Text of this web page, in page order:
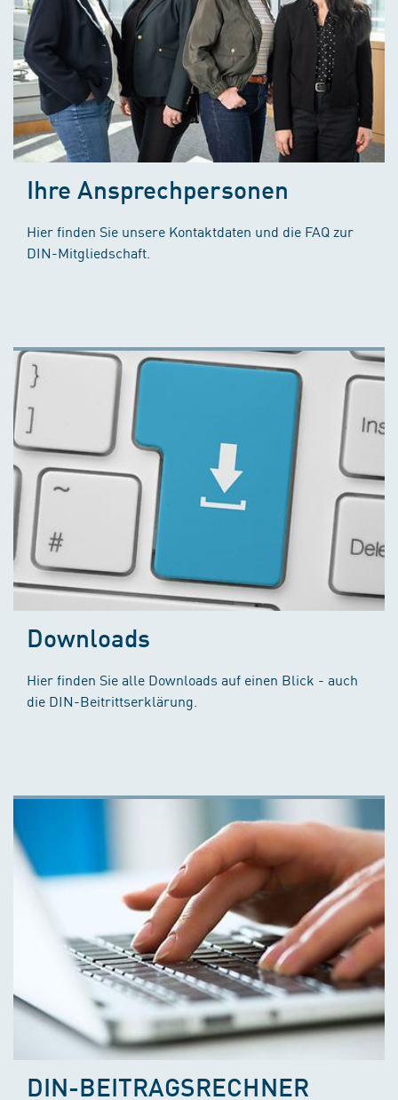
Ihre Ansprechpersonen
Hier finden Sie unsere Kontaktdaten und die FAQ zur
DIN-Mitgliedschaft.
Downloads
Hier finden Sie alle Downloads auf einen Blick - auch
die DIN-Beitrittserklärung.
DIN-BEITRAGSRECHNER